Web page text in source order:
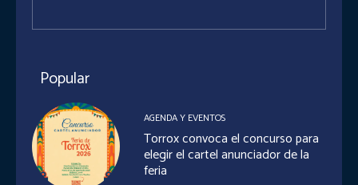
Popular
AGENDA Y EVENTOS
Torrox convoca el concurso para
elegir el cartel anunciador de la
feria